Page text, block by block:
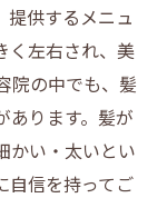
提供するメニュ
く左右され、美
院の中でも、髪
あります。髪が
かい・太いとい
自信を持ってご